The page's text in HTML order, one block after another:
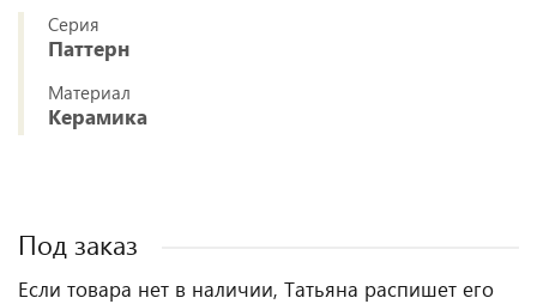
Серия
Паттерн
Материал
Керамика
Под заказ
Если товара нет в наличии, Татьяна распишет его